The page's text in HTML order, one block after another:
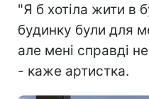
"Я б хотіла жити в
будинку були для
але мені справді
- каже артистка.